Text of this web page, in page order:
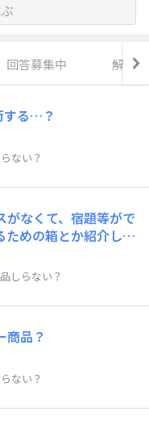
回答募集中 解決
する…？
ない？
がなくて、宿題等がで
ための箱とか紹介して
しらない？
品？
ない？